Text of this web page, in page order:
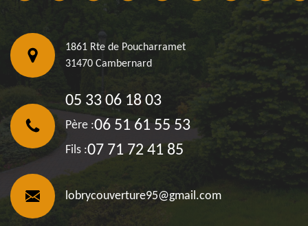
1861 Rte de Poucharramet
31470 Cambernard
05 33 06 18 03
Père :06 51 61 55 53
Fils :07 71 72 41 85
lobrycouverture95@gmail.com